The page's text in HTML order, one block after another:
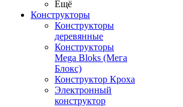
Ещё
Конструкторы
Конструкторы
деревянные
Конструкторы
Mega Bloks (Мега
Блокс)
Конструктор Кроха
Электронный
конструктор